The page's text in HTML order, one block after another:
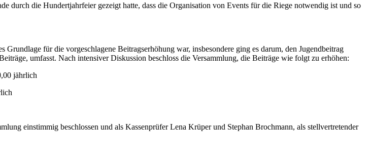
durch die Hundertjahrfeier gezeigt hatte, dass die Organisation von Events für die Riege notwendig ist und so
für die vorgeschlagene Beitragserhöhung war, insbesondere ging es darum, den Jugendbeitrag
umfasst. Nach intensiver Diskussion beschloss die Versammlung, die Beiträge wie folgt zu erhöhen:
jährlich
einstimmig beschlossen und als Kassenprüfer Lena Krüper und Stephan Brochmann, als stellvertretender